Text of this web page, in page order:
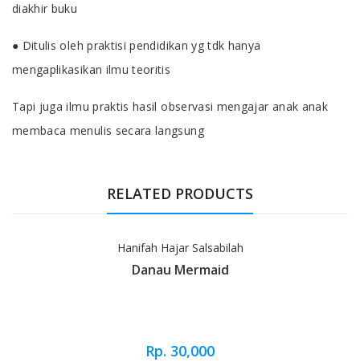
diakhir buku
● Ditulis oleh praktisi pendidikan yg tdk hanya
mengaplikasikan ilmu teoritis
Tapi juga ilmu praktis hasil observasi mengajar anak anak
membaca menulis secara langsung
RELATED PRODUCTS
Hanifah Hajar Salsabilah
Danau Mermaid
Rp. 30,000